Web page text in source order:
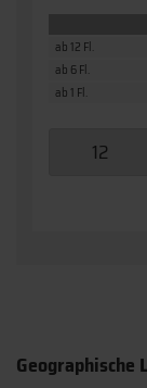
ab 1 Fl.
ab 6 Fl.
ab 12 Fl.
Geographische